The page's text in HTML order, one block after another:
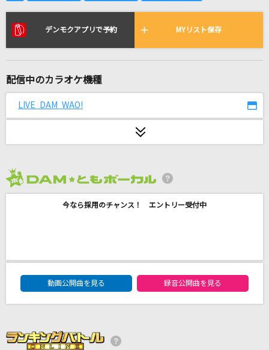
リアルタイムで歌われている曲の一覧
[生音]ラスト・シーン
瞬間、シンフォニー。
好きすぎて滅！
超ときめき宣伝部(ときめき宣伝部)
デンモクアプリで予約 MYリスト保存
配信中のカラオケ機種
LIVE DAM WAO!
今なら採用のチャンス！ エントリー受付中
DAM★ともボーカルエントリーランキング
動画公開曲を見る
録音公開曲を見る